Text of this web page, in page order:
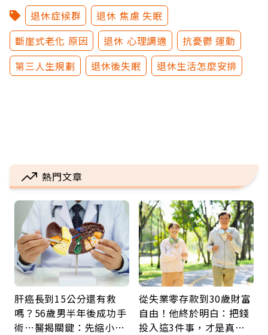
退休症候群
退休 焦慮 失眠
斷崖式老化 原因
退休 心理調適
抗憂鬱 運動
第三人生規劃
退休後失眠 退休生活怎麼安排
熱門文章
肝癌長到15公分還有救
嗎？56歲男半年後成功手
術…醫揭關鍵：先縮小腫
從失業零存款到30歲財富
自由！他終於明白：把錢
投入這3件事，才是真正